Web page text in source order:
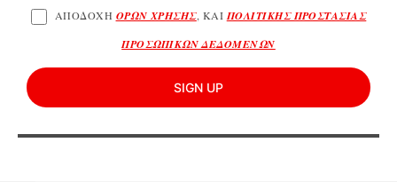
ΑΠΟΔΟΧΗ ΟΡΩΝ ΧΡΗΣΗΣ, ΚΑΙ ΠΟΛΙΤΙΚΗΣ ΠΡΟΣΤΑΣΙΑΣ
ΠΡΟΣΩΠΙΚΩΝ ΔΕΔΟΜΕΝΩΝ
SIGN UP